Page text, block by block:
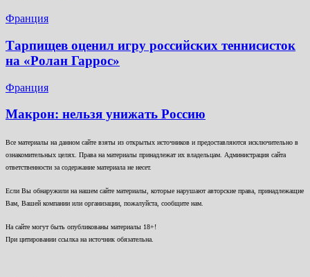
Франция
Тарпищев оценил игру российских теннисисток
на «Ролан Гаррос»
Франция
Макрон: нельзя унижать Россию
Все материалы на данном сайте взяты из открытых источников и предоставляются исключительно в
ознакомительных целях. Права на материалы принадлежат их владельцам. Администрация сайта
ответственности за содержание материала не несет.
Если Вы обнаружили на нашем сайте материалы, которые нарушают авторские права, принадлежащие
Вам, Вашей компании или организации, пожалуйста, сообщите нам.
На сайте могут быть опубликованы материалы 18+!
При цитировании ссылка на источник обязательна.